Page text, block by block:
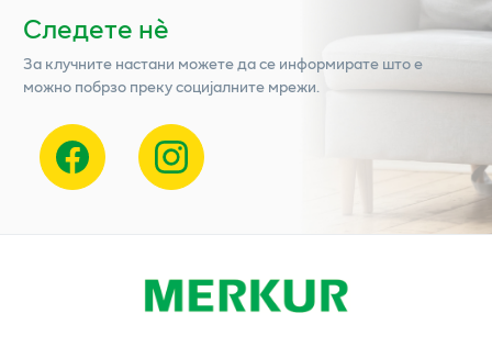
Следете нѐ
За клучните настани можете да се информирате што е
можно побрзо преку социјалните мрежи.